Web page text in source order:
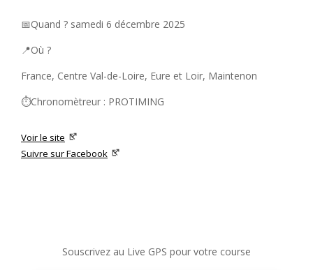
📅Quand ? samedi 6 décembre 2025
📍Où ?
France, Centre Val-de-Loire, Eure et Loir, Maintenon
⏱️Chronomètreur : PROTIMING
Voir le site
Suivre sur Facebook
Souscrivez au Live GPS pour votre course